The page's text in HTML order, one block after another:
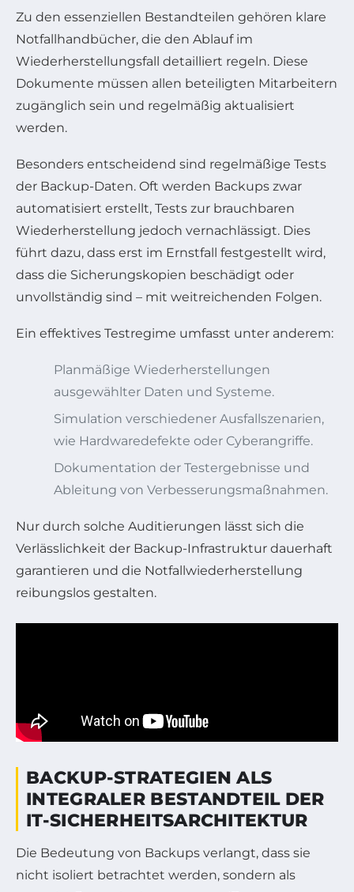
Zu den essenziellen Bestandteilen gehören klare
Notfallhandbücher, die den Ablauf im
Wiederherstellungsfall detailliert regeln. Diese
Dokumente müssen allen beteiligten Mitarbeitern
zugänglich sein und regelmäßig aktualisiert
werden.
Besonders entscheidend sind regelmäßige Tests
der Backup-Daten. Oft werden Backups zwar
automatisiert erstellt, Tests zur brauchbaren
Wiederherstellung jedoch vernachlässigt. Dies
führt dazu, dass erst im Ernstfall festgestellt wird,
dass die Sicherungskopien beschädigt oder
unvollständig sind – mit weitreichenden Folgen.
Ein effektives Testregime umfasst unter anderem:
Planmäßige Wiederherstellungen
ausgewählter Daten und Systeme.
Simulation verschiedener Ausfallszenarien,
wie Hardwaredefekte oder Cyberangriffe.
Dokumentation der Testergebnisse und
Ableitung von Verbesserungsmaßnahmen.
Nur durch solche Auditierungen lässt sich die
Verlässlichkeit der Backup-Infrastruktur dauerhaft
garantieren und die Notfallwiederherstellung
reibungslos gestalten.
BACKUP-STRATEGIEN ALS
INTEGRALER BESTANDTEIL DER
IT-SICHERHEITSARCHITEKTUR
Die Bedeutung von Backups verlangt, dass sie
nicht isoliert betrachtet werden, sondern als